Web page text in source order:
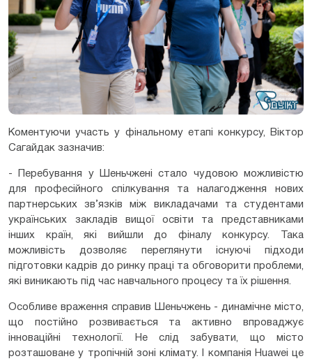
Коментуючи участь у фінальному етапі конкурсу, Віктор
Сагайдак зазначив:
- Перебування у Шеньчжені стало чудовою можливістю
для професійного спілкування та налагодження нових
партнерських зв’язків між викладачами та студентами
українських закладів вищої освіти та представниками
інших країн, які вийшли до фіналу конкурсу. Така
можливість дозволяє переглянути існуючі підходи
підготовки кадрів до ринку праці та обговорити проблеми,
які виникають під час навчального процесу та їх рішення.
Особливе враження справив Шеньчжень - динамічне місто,
що постійно розвивається та активно впроваджує
інноваційні технології. Не слід забувати, що місто
розташоване у тропічній зоні клімату. І компанія Huawei це